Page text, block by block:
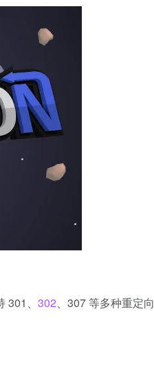
、 302、307 等多种重定向